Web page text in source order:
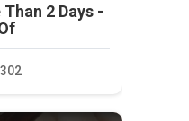
2 Days -
302